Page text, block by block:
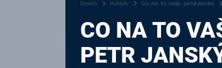
Domů Pořady Co na to vaše peněženka
CO NA TO
PETR